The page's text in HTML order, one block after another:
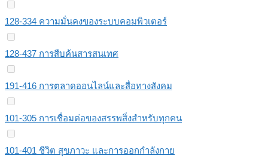
128-334 ความมั่นคงของระบบคอมพิวเตอร์
128-437 การสืบค้นสารสนเทศ
191-416 การตลาดออนไลน์และสื่อทางสังคม
101-305 การเชื่อมต่อของสรรพสิ่งสําหรับทุกคน
101-401 ชีวิต สุขภาวะ และการออกกําลังกาย